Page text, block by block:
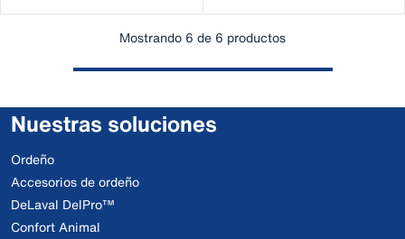
Mostrando 6 de 6 productos
Nuestras soluciones
Ordeño
Accesorios de ordeño
DeLaval DelPro™
Confort Animal